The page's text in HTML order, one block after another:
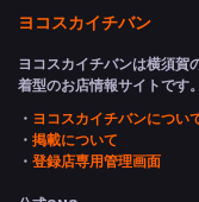
ヨコスカイチバン
ヨコスカイチバンは横須
着型のお店情報サイトです
・ ヨコスカイチバンについ
・ 掲載について
・ 登録店専用管理画面